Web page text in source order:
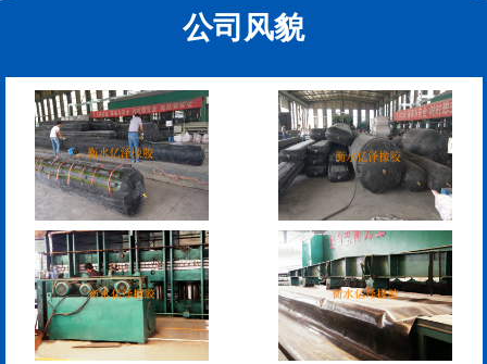
RG型桥梁伸缩缝
D40、60、80型桥梁伸
缩缝
模数式160、240、320伸
缩缝
SF梳型伸缩缝
公司风貌